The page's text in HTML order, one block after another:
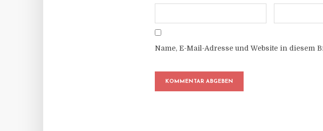
Name, E-Mail-Adresse und Website in